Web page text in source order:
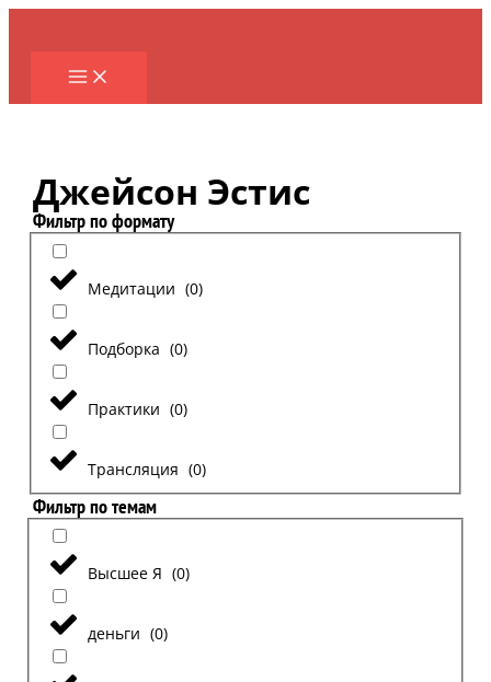
Перейти
содержимому
Джейсон Эстис
Фильтр по формату
Медитации (0)
Подборка (0)
Практики (0)
Трансляция (0)
Фильтр по темам
Высшее Я (0)
деньги (0)